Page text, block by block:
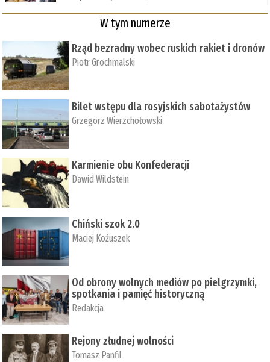
W tym numerze
Rząd bezradny wobec ruskich rakiet i dronów
Piotr Grochmalski
Bilet wstępu dla rosyjskich sabotażystów
Grzegorz Wierzchołowski
Karmienie obu Konfederacji
Dawid Wildstein
Chiński szok 2.0
Maciej Kożuszek
Od obrony wolnych mediów po pielgrzymki,
spotkania i pamięć historyczną
Redakcja
Rejony złudnej wolności
Tomasz Panfil